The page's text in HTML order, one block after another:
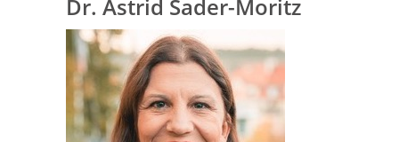
Dr. Astrid Sader-Moritz